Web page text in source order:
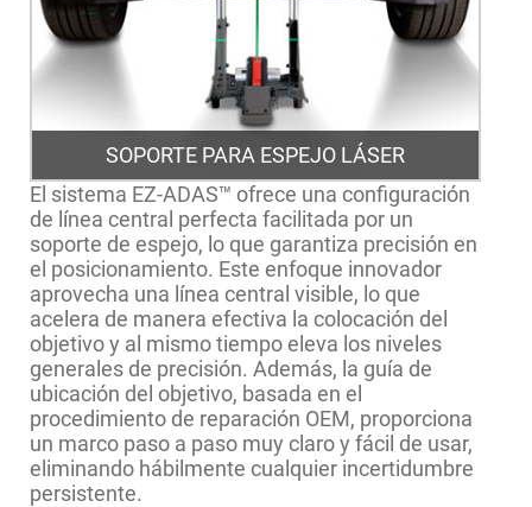
SOPORTE PARA ESPEJO LÁSER
El sistema EZ-ADAS™ ofrece una configuración
de línea central perfecta facilitada por un
soporte de espejo, lo que garantiza precisión en
el posicionamiento. Este enfoque innovador
aprovecha una línea central visible, lo que
acelera de manera efectiva la colocación del
objetivo y al mismo tiempo eleva los niveles
generales de precisión. Además, la guía de
ubicación del objetivo, basada en el
procedimiento de reparación OEM, proporciona
un marco paso a paso muy claro y fácil de usar,
eliminando hábilmente cualquier incertidumbre
persistente.